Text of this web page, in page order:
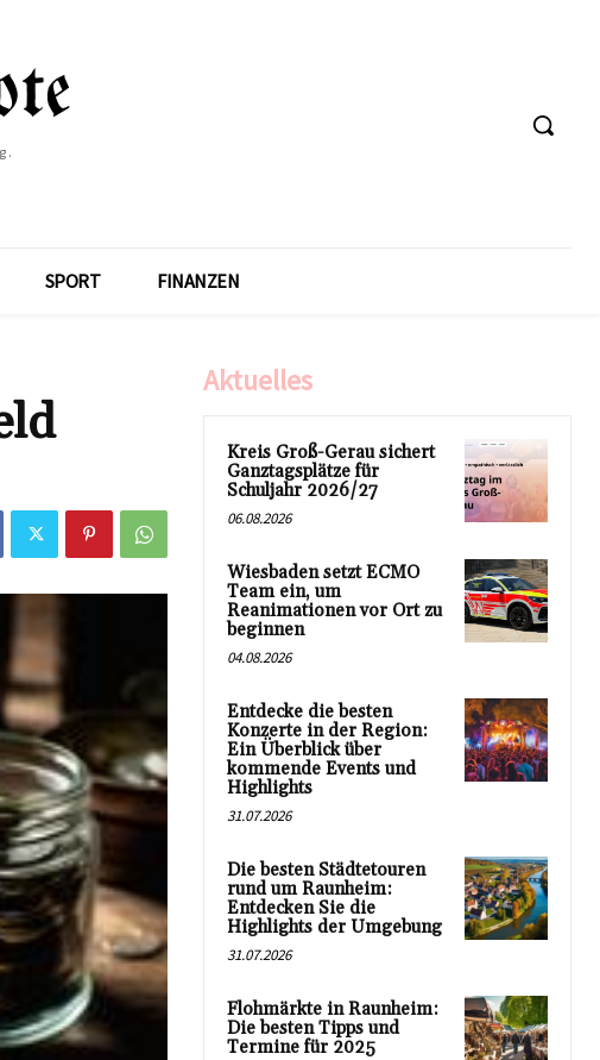
SPORT FINANZEN
Aktuelles
Kreis Groß-Gerau sichert
Ganztagsplätze für
Schuljahr 2026/27
06.08.2026
Wiesbaden setzt ECMO
Team ein, um
Reanimationen vor Ort zu
beginnen
04.08.2026
Entdecke die besten
Konzerte in der Region:
Ein Überblick über
kommende Events und
Highlights
31.07.2026
Die besten Städtetouren
rund um Raunheim:
Entdecken Sie die
Highlights der Umgebung
31.07.2026
Flohmärkte in Raunheim:
Die besten Tipps und
Termine für 2025